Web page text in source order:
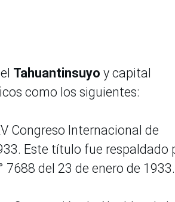
Tahuantinsuyo y capital
como los siguientes:
Congreso Internacional de
Este título fue respaldado
7688 del 23 de enero de 1933.